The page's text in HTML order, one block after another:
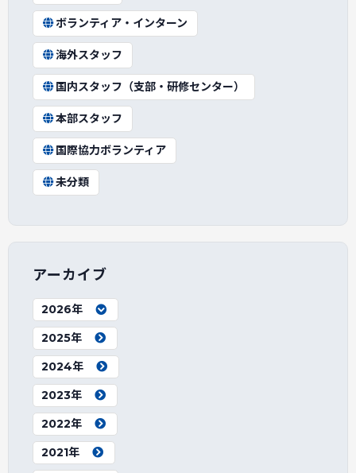
ボランティア・インターン
海外スタッフ
国内スタッフ（支部・研修センター）
本部スタッフ
国際協力ボランティア
未分類
アーカイブ
2026年
2025年
2024年
2023年
2022年
2021年